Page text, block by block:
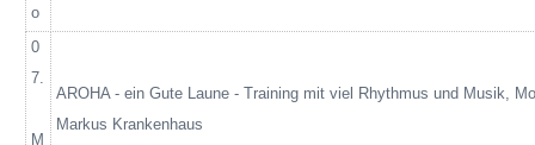
o
0
7.
M
AROHA - ein Gute Laune - Training mit viel Rhythmus und Musik,
Markus Krankenhaus